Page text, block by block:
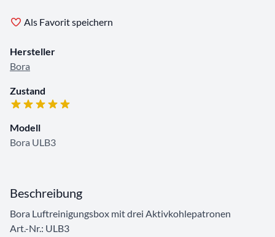
Als Favorit speichern
Hersteller
Bora
Zustand
Modell
Bora ULB3
Beschreibung
Bora Luftreinigungsbox mit drei Aktivkohlepatronen
Art.-Nr.: ULB3